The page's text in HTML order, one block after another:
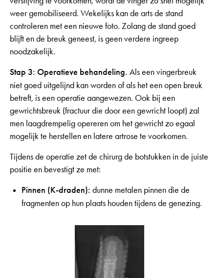
weer gemobiliseerd. Wekelijks kan de arts de stand
controleren met een nieuwe foto. Zolang de stand goed
blijft en de breuk geneest, is geen verdere ingreep
noodzakelijk.
Stap 3: Operatieve behandeling. Als een vingerbreuk
niet goed uitgelijnd kan worden of als het een open breuk
betreft, is een operatie aangewezen. Ook bij een
gewrichtsbreuk (fractuur die door een gewricht loopt) zal
men laagdrempelig opereren om het gewricht zo egaal
mogelijk te herstellen en latere artrose te voorkomen.
Tijdens de operatie zet de chirurg de botstukken in de juiste
positie en bevestigt ze met:
Pinnen (K-draden): dunne metalen pinnen die de
fragmenten op hun plaats houden tijdens de genezing.